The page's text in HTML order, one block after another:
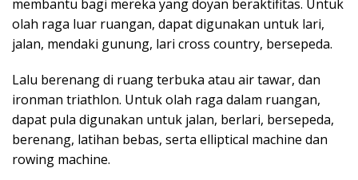
membantu bagi mereka yang doyan beraktifitas. Untuk
olah raga luar ruangan, dapat digunakan untuk lari,
jalan, mendaki gunung, lari cross country, bersepeda.
Lalu berenang di ruang terbuka atau air tawar, dan
ironman triathlon. Untuk olah raga dalam ruangan,
dapat pula digunakan untuk jalan, berlari, bersepeda,
berenang, latihan bebas, serta elliptical machine dan
rowing machine.